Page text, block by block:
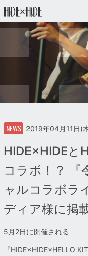
NEWS 2019年04月11日(
HIDE×HIDEと
コラボ！？ 『
ャルコラボラ
ディア様に掲
5月2日に開催される
『HIDE×HIDE×HELLO